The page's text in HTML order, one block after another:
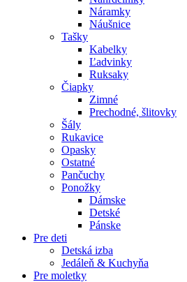
Náramky
Náušnice
Tašky
Kabelky
Ľadvinky
Ruksaky
Čiapky
Zimné
Prechodné, šlitovky
Šály
Rukavice
Opasky
Ostatné
Pančuchy
Ponožky
Dámske
Detské
Pánske
Pre deti
Detská izba
Jedáleň & Kuchyňa
Pre moletky